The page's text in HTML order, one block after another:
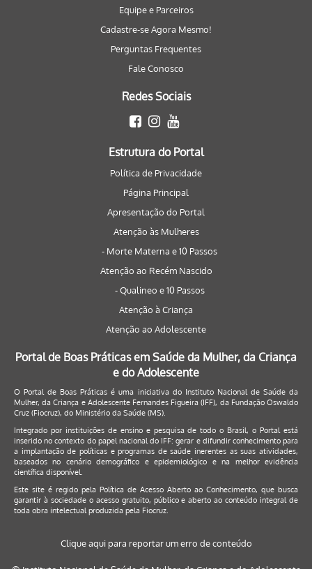
Equipe e Parceiros
Cadastre-se Agora Mesmo!
Perguntas Frequentes
Fale Conosco
Redes Sociais
Estrutura do Portal
Política de Privacidade
Página Principal
Apresentação do Portal
Atenção às Mulheres
- Morte Materna e 10 Passos
Atenção ao Recém Nascido
- Qualineo e 10 Passos
Atenção à Criança
Atenção ao Adolescente
Portal de Boas Práticas em Saúde da Mulher, da Criança
e do Adolescente
O Portal de Boas Práticas é uma iniciativa do Instituto Nacional de Saúde da
Mulher, da Criança e Adolescente Fernandes Figueira (IFF), da Fundação Oswaldo
Cruz (Fiocruz), do Ministério da Saúde (MS).
Integrado por instituições de ensino e pesquisa de todo o Brasil, o Portal está
inserido no contexto do papel nacional do IFF: gerar e difundir conhecimento para
a implantação de políticas e programas de saúde inerentes as suas atividades,
baseados no cenário demográfico e epidemiológico e na melhor evidência
científica disponível.
Este site é regido pela Política de Acesso Aberto ao Conhecimento, que busca
garantir à sociedade o acesso gratuito, público e aberto ao conteúdo integral de
toda obra intelectual produzida pela Fiocruz.
Clique aqui para reportar um erro de conteúdo